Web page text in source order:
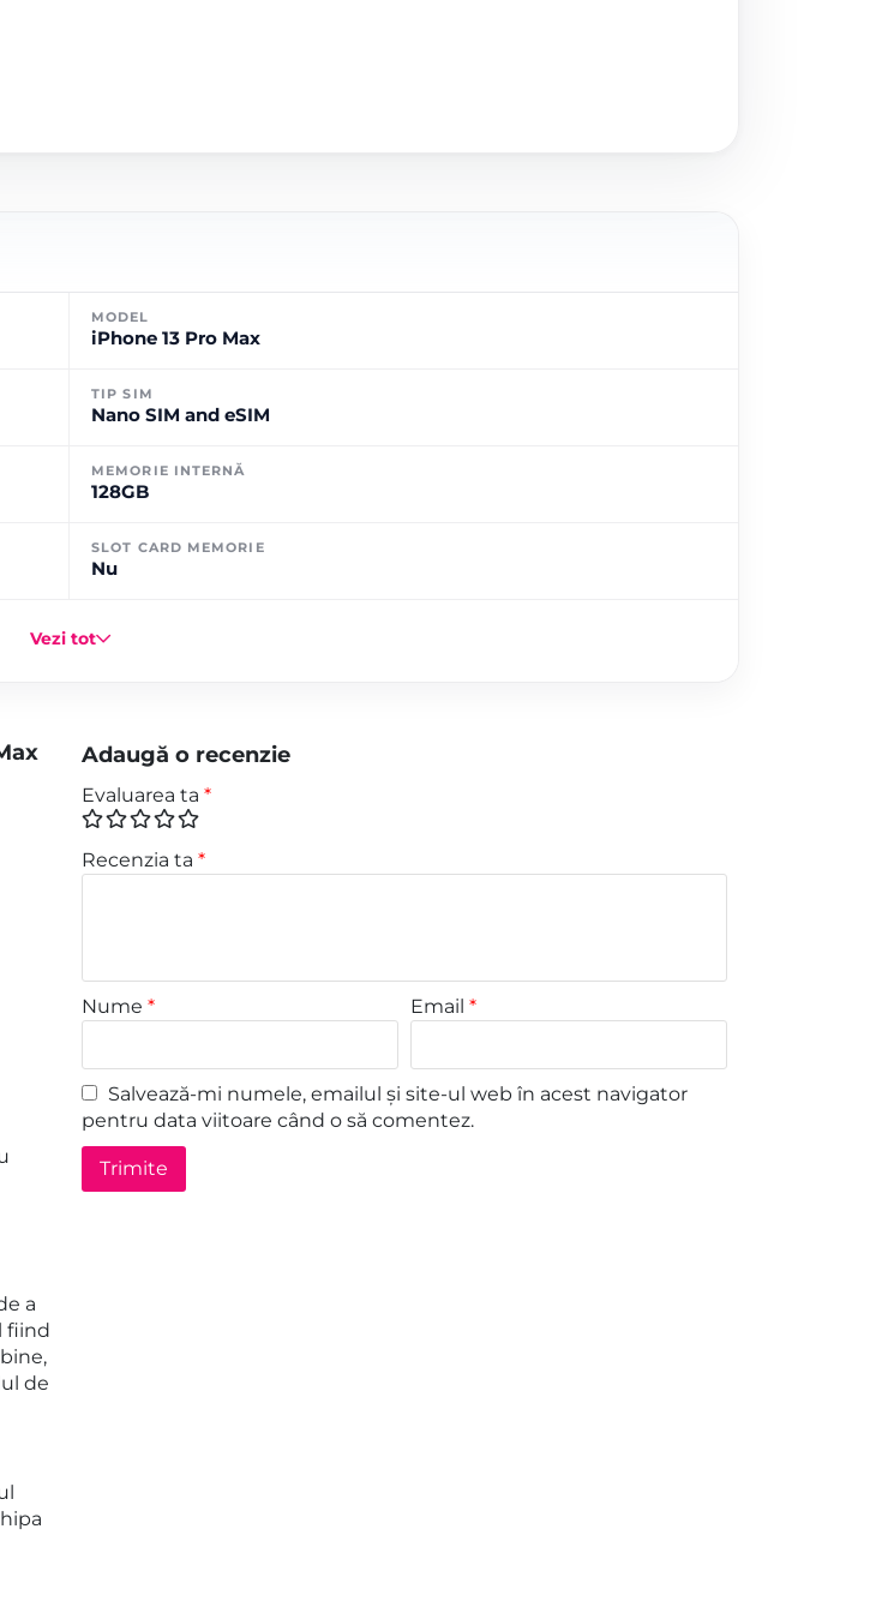
MODEL
iPhone 13 Pro Max
TIP SIM
Nano SIM and eSIM
MEMORIE INTERNĂ
128GB
SLOT CARD MEMORIE
Nu
Vezi tot
a
fiind
de
Adaugă o recenzie
Evaluarea ta *
Recenzia ta *
Nume * Email*
Salvează-mi numele, emailul și site-ul web în acest navigator
pentru data viitoare când o să comentez.